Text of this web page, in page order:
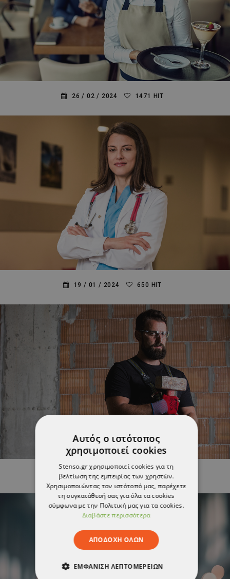
ΓΙΑΤΙ ΕΙΝΑΙ ΑΠΑΡΑΙΤΗΤΟ ΟΙ ΣΕΡΒΙΤΟΡΟΙ ΝΑ...
26 / 02 / 2024 1471 HIT
ΜΠΟΡΟΥΝ ΤΑ ΙΑΤΡΙΚΑ ΡΟΥΧΑ ΝΑ ΕΙΝΑΙ ΚΟΜΨΑ;
19 / 01 / 2024 650 HIT
ΤΙ ΡΟΥΧΑ ΕΡΓΑΣΙΑΣ ΝΑ ΑΓΟΡΑΣΕΤΕ ΑΝΑΛΟΓΑ ΜΕ...
19 /01 /2024 900 HIT
Αυτός ο ιστότοπος
χρησιμοποιεί cookies
Stenso.gr χρησιμοποιεί cookies για τη
βελτίωση της εμπειρίας των χρηστών.
Χρησιμοποιώντας τον ιστότοπό μας, παρέχετε
τη συγκατάθεσή σας για όλα τα cookies
σύμφωνα με την Πολιτική μας για τα cookies.
Διαβάστε περισσότερα
ΑΠΟΔΟΧΉ ΌΛΩΝ
ΕΜΦΆΝΙΣΗ ΛΕΠΤΟΜΕΡΕΙΏΝ